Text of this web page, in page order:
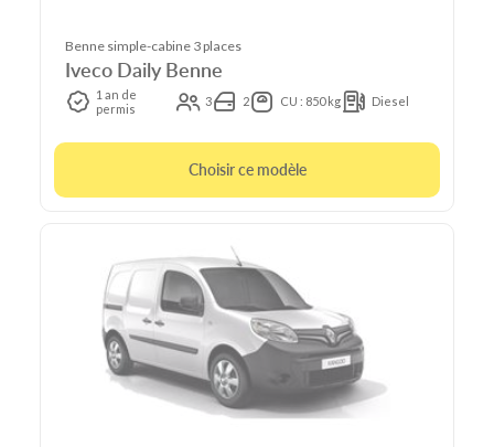
Benne simple-cabine 3 places
Iveco Daily Benne
1 an de
permis
3 2 CU : 850 kg Diesel
Choisir ce modèle